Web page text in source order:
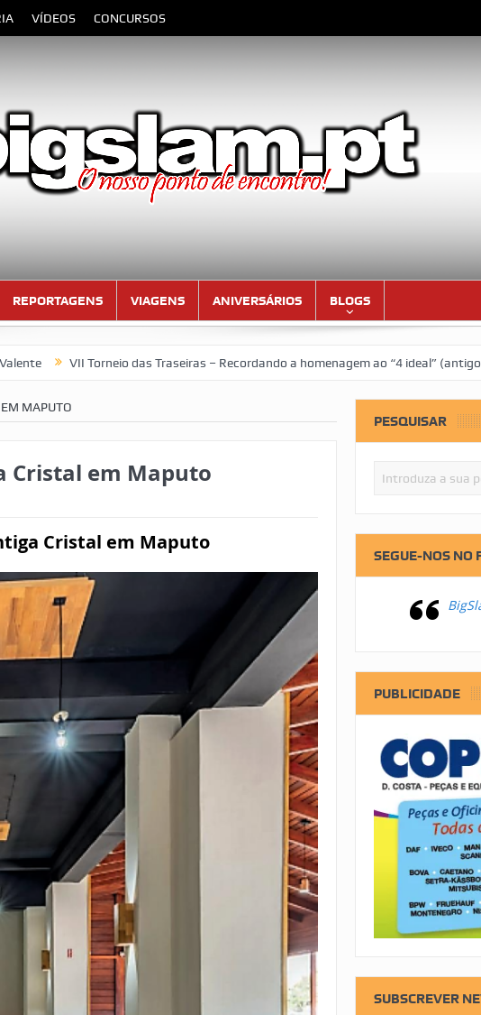
VÍDEOS CONCURSOS
REPORTAGENS VIAGENS ANIVERSÁRIOS BLOGS
das Traseiras – Recordando a homenagem ao “4 ideal” (antigos atletas
MAPUTO
Cristal em Maputo
Cristal em Maputo
PESQUISAR
SEGUE-NOS NO
PUBLICIDADE
SUBSCREVER